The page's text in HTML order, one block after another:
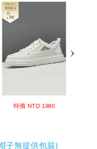
子無提供包裝)